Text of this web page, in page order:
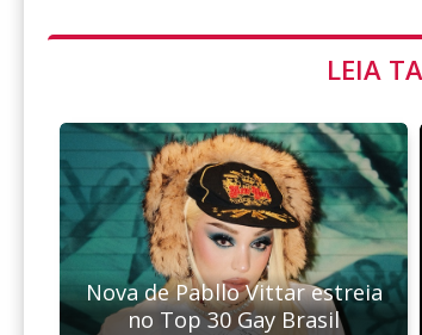
LEIA
Nova de Pabllo Vittar estreia
no Top 30 Gay Brasil